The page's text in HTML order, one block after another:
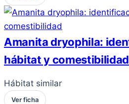
Amanita dryophila:
hábitat y comestibilidad
Hábitat similar
Ver ficha